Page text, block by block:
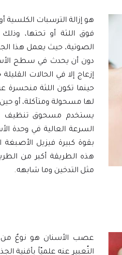
هو إزالة الترسبات
فوق اللثة أو تحتها،
الصوتية، حيث يعمل هذا
دون أن يحدث في سطح
إزعاج إلا في الحالات
حينما تكون اللثة منحسرة
لها مسحولة ومتآكلة، أو
يستخدم مسحوق تنظيف
السرعة العالية في وحدة
بقوة كبيرة فيزيل
هذه الطريقة أكبر من
مثل التدخين وما شابهه.
عصب الأسنان هو نوعٌ من
التّعبير عنه علميّاً بأقنية